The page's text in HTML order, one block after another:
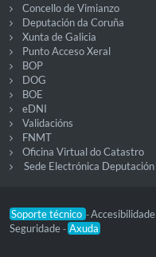
Concello de Vimianzo
Deputación da Coruña
Xunta de Galicia
Punto Acceso Xeral
BOP
DOG
BOE
eDNI
Validacións
FNMT
Oficina Virtual do Catastro
Sede Electrónica
Soporte técnico -Accesibilidade
Seguridade - Axuda